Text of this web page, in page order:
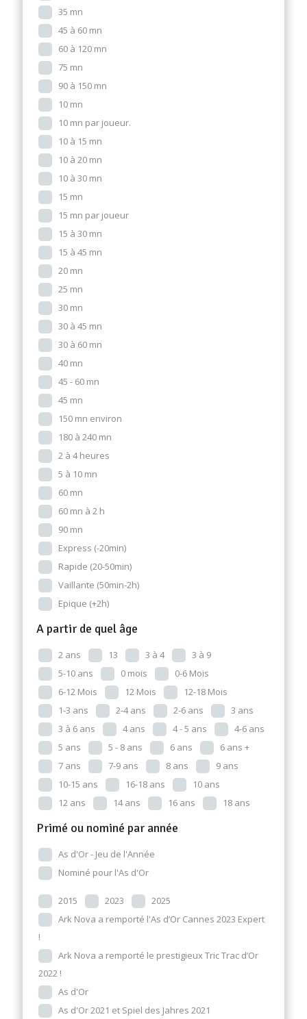
35 mn
45 à 60 mn
60 à 120 mn
75 mn
90 à 150 mn
10 mn
10 mn par joueur.
10 à 15 mn
10 à 20 mn
10 à 30 mn
15 mn
15 mn par joueur
15 à 30 mn
15 à 45 mn
20 mn
25 mn
30 mn
30 à 45 mn
30 à 60 mn
40 mn
45 - 60 mn
45 mn
150 mn environ
180 à 240 mn
2 à 4 heures
5 à 10 mn
60 mn
60 mn à 2 h
90 mn
Express (-20min)
Rapide (20-50min)
Vaillante (50min-2h)
Epique (+2h)
A partir de quel âge
2 ans 13 3 à 4
3 à 9
5-10 ans
0 mois
0-6 Mois
6-12 Mois
12 Mois
12-18 Mois
1-3 ans
2-4 ans 2-6 ans
3 ans
3 à 6 ans
4 ans 4 - 5 ans
4-6 ans
5 ans
5 - 8 ans 6 ans
6 ans +
7 ans
7-9 ans 8 ans
9 ans
10-15 ans
16-18 ans
10 ans
12 ans
14 ans 16 ans 18 ans
Primé ou nominé par année
As d'Or - Jeu de l'Année
Nominé pour l'As d'Or
2015 2023
2025
Ark Nova a remporté l'As d’Or Cannes 2023 Expert
!
Ark Nova a remporté le prestigieux Tric Trac d’Or
2022 !
As d'Or
As d'Or 2021 et Spiel des Jahres 2021